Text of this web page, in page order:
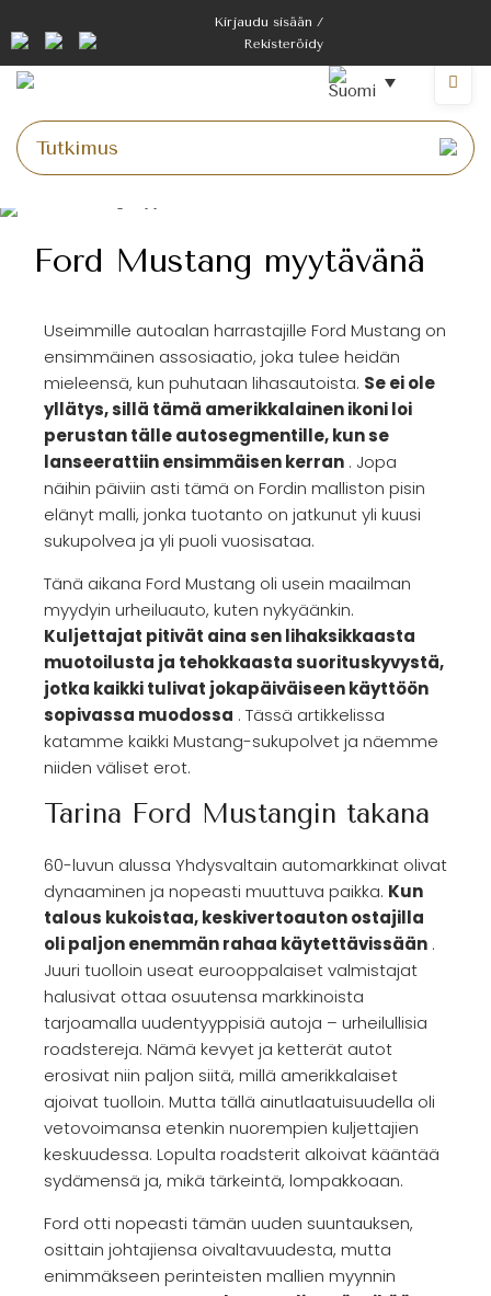
Kirjaudu sisään /
Rekisteröidy
Ford Mustang myytävänä
Useimmille autoalan harrastajille Ford Mustang on
ensimmäinen assosiaatio, joka tulee heidän
mieleensä, kun puhutaan lihasautoista. Se ei ole
yllätys, sillä tämä amerikkalainen ikoni loi
perustan tälle autosegmentille, kun se
lanseerattiin ensimmäisen kerran . Jopa
näihin päiviin asti tämä on Fordin malliston pisin
elänyt malli, jonka tuotanto on jatkunut yli kuusi
sukupolvea ja yli puoli vuosisataa.
Tänä aikana Ford Mustang oli usein maailman
myydyin urheiluauto, kuten nykyäänkin.
Kuljettajat pitivät aina sen lihaksikkaasta
muotoilusta ja tehokkaasta suorituskyvystä,
jotka kaikki tulivat jokapäiväiseen käyttöön
sopivassa muodossa . Tässä artikkelissa
katamme kaikki Mustang-sukupolvet ja näemme
niiden väliset erot.
Tarina Ford Mustangin takana
60-luvun alussa Yhdysvaltain automarkkinat olivat
dynaaminen ja nopeasti muuttuva paikka. Kun
talous kukoistaa, keskivertoauton ostajilla
oli paljon enemmän rahaa käytettävissään .
Juuri tuolloin useat eurooppalaiset valmistajat
halusivat ottaa osuutensa markkinoista
tarjoamalla uudentyyppisiä autoja – urheilullisia
roadstereja. Nämä kevyet ja ketterät autot
erosivat niin paljon siitä, millä amerikkalaiset
ajoivat tuolloin. Mutta tällä ainutlaatuisuudella oli
vetovoimansa etenkin nuorempien kuljettajien
keskuudessa. Lopulta roadsterit alkoivat kääntää
sydämensä ja, mikä tärkeintä, lompakkoaan.
Ford otti nopeasti tämän uuden suuntauksen,
osittain johtajiensa oivaltavuudesta, mutta
enimmäkseen perinteisten mallien myynnin